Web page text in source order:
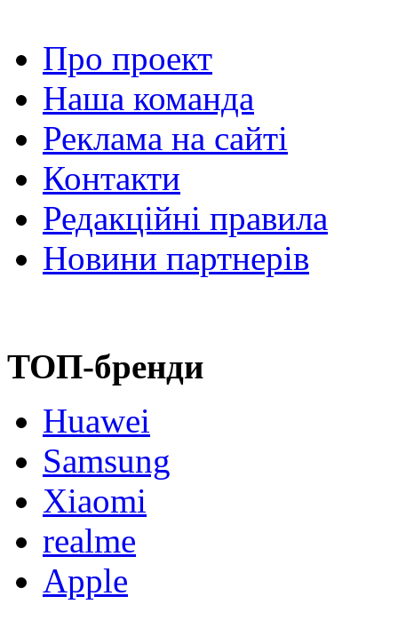
Про проект
Наша команда
Реклама на сайті
Контакти
Редакційні правила
Новини партнерів
ТОП-бренди
Huawei
Samsung
Xiaomi
realme
Apple